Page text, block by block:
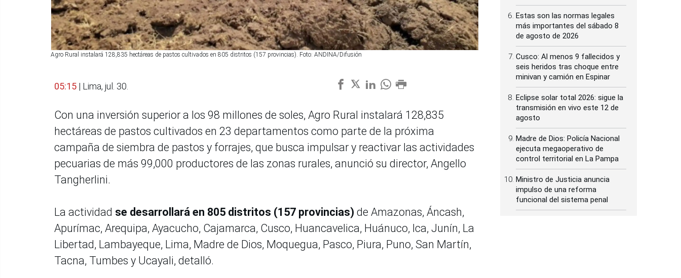
Agro Rural instalará 128,835 hectáreas de pastos cultivados en 805 distritos (157 provincias). Foto: ANDINA/Difusión
05:15 | Lima, jul. 30.
Con una inversión superior a los 98 millones de soles, Agro Rural instalará 128,835
hectáreas de pastos cultivados en 23 departamentos como parte de la próxima
campaña de siembra de pastos y forrajes, que busca impulsar y reactivar las actividades
pecuarias de más 99,000 productores de las zonas rurales, anunció su director, Angello
Tangherlini.
La actividad se desarrollará en 805 distritos (157 provincias) de Amazonas, Áncash,
Apurímac, Arequipa, Ayacucho, Cajamarca, Cusco, Huancavelica, Huánuco, Ica, Junín, La
Libertad, Lambayeque, Lima, Madre de Dios, Moquegua, Pasco, Piura, Puno, San Martín,
Tacna, Tumbes y Ucayali, detalló.
Estas son las normas legales
más importantes del sábado 8
de agosto de 2026
Cusco: Al menos 9 fallecidos y
seis heridos tras choque entre
minivan y camión en Espinar
Eclipse solar total 2026: sigue la
transmisión en vivo este 12 de
agosto
Madre de Dios: Policía Nacional
ejecuta megaoperativo de
control territorial en La Pampa
Ministro de Justicia anuncia
impulso de una reforma
funcional del sistema penal